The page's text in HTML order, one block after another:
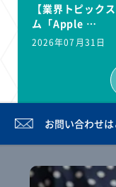
【業界トピック
ム「Apple …
2026年07月31日
お問い合わせは